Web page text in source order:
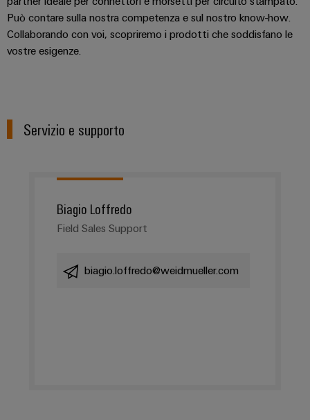
Può contare sulla nostra competenza e sul nostro know-how.
Collaborando con voi, scopriremo i prodotti che soddisfano le
vostre esigenze.
Servizio e supporto
Biagio Loffredo
Field Sales Support
biagio.loffredo@weidmueller.com